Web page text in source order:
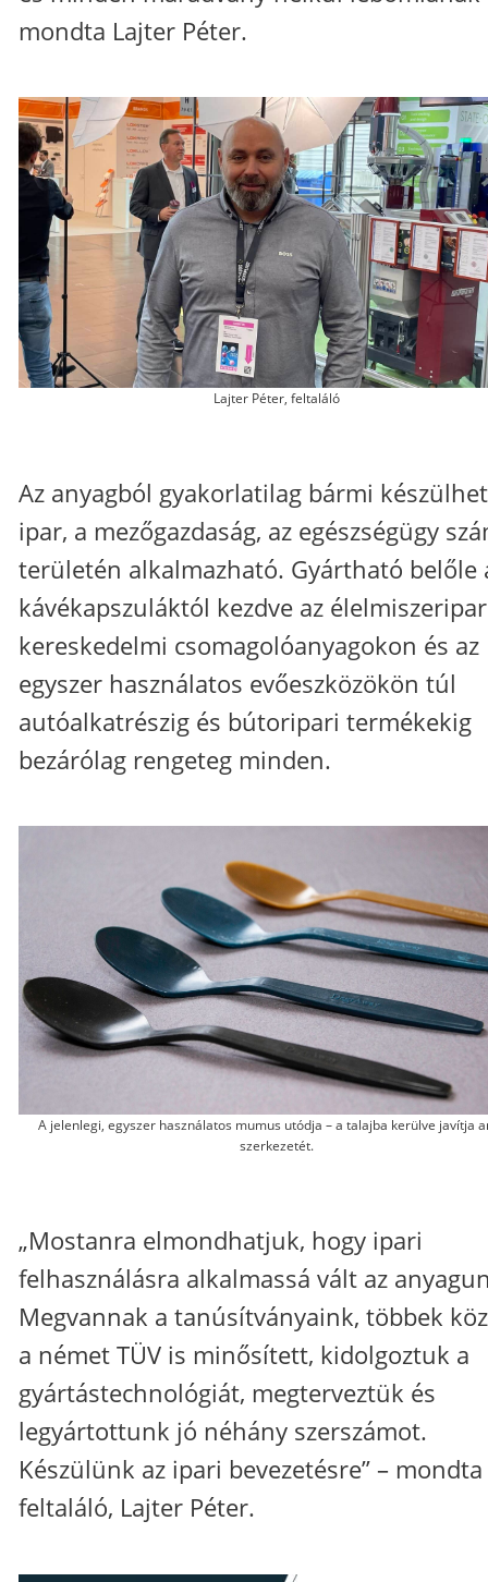
mondta Lajter Péter.
Lajter Péter, feltaláló
Az anyagból gyakorlatilag bármi
ipar, a mezőgazdaság, az egészségügy
területén alkalmazható. Gyártható belőle
kávékapszuláktól kezdve az
kereskedelmi csomagolóanyagokon és az
egyszer használatos evőeszközökön túl
autóalkatrészig és bútoripari termékekig
bezárólag rengeteg minden.
A jelenlegi, egyszer használatos mumus utódja – a talajba kerülve javítja
szerkezetét.
„Mostanra elmondhatjuk, hogy ipari
felhasználásra alkalmassá vált az
Megvannak a tanúsítványaink, többek
a német TÜV is minősített, kidolgoztuk a
gyártástechnológiát, megterveztük és
legyártottunk jó néhány szerszámot.
Készülünk az ipari bevezetésre” – mondta
feltaláló, Lajter Péter.